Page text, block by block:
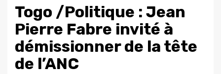
Togo /Politique : Jean
Pierre Fabre invité à
démissionner de la tête
de l’ANC